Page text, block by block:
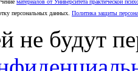
материалов от Университета практической
персональных данных. Политика защиты
не будут